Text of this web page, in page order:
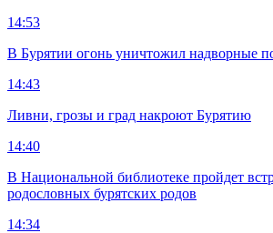
14:53
В Бурятии огонь уничтожил надворные
14:43
Ливни, грозы и град накроют Бурятию
14:40
В Национальной библиотеке пройдет
родословных бурятских родов
14:34